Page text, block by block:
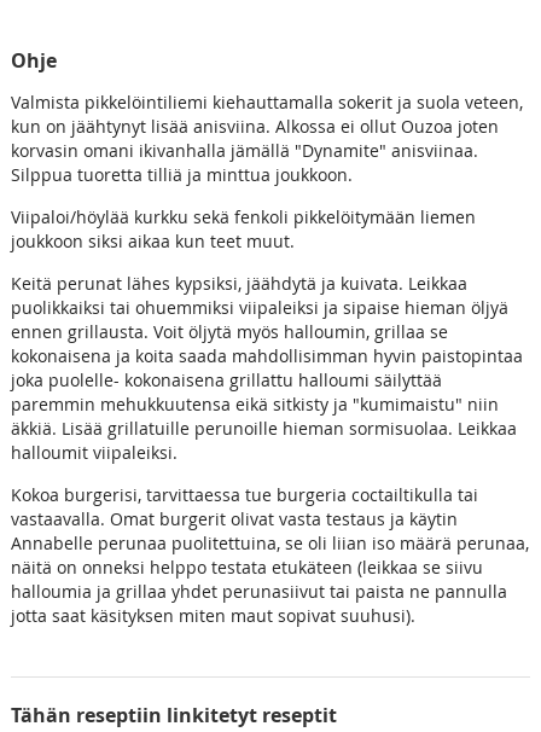
Ohje
Valmista pikkelöintiliemi kiehauttamalla sokerit ja suola veteen,
kun on jäähtynyt lisää anisviina. Alkossa ei ollut Ouzoa joten
korvasin omani ikivanhalla jämällä "Dynamite" anisviinaa.
Silppua tuoretta tilliä ja minttua joukkoon.
Viipaloi/höylää kurkku sekä fenkoli pikkelöitymään liemen
joukkoon siksi aikaa kun teet muut.
Keitä perunat lähes kypsiksi, jäähdytä ja kuivata. Leikkaa
puolikkaiksi tai ohuemmiksi viipaleiksi ja sipaise hieman öljyä
ennen grillausta. Voit öljytä myös halloumin, grillaa se
kokonaisena ja koita saada mahdollisimman hyvin paistopintaa
joka puolelle- kokonaisena grillattu halloumi säilyttää
paremmin mehukkuutensa eikä sitkisty ja "kumimaistu" niin
äkkiä. Lisää grillatuille perunoille hieman sormisuolaa. Leikkaa
halloumit viipaleiksi.
Kokoa burgerisi, tarvittaessa tue burgeria coctailtikulla tai
vastaavalla. Omat burgerit olivat vasta testaus ja käytin
Annabelle perunaa puolitettuina, se oli liian iso määrä perunaa,
näitä on onneksi helppo testata etukäteen (leikkaa se siivu
halloumia ja grillaa yhdet perunasiivut tai paista ne pannulla
jotta saat käsityksen miten maut sopivat suuhusi).
Tähän reseptiin linkitetyt reseptit